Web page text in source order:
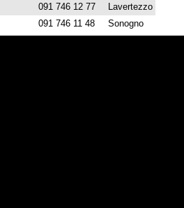
091 746 12 77
Lavertezzo
091 746 11 48 Sonogno